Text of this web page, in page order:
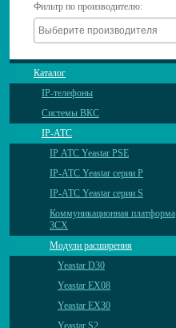
Фильтр по производителю:
Каталог
IP-телефоны
Системы ВКС
IP-АТС
IP АТС Yeastar PSE
IP-АТС Yeastar серии P
IP-АТС Yeastar серии S
Коммуникационная платформа
3CX
Модули расширения
Yeastar D30
Yeastar EX08
Yeastar EX30
Yeastar S2